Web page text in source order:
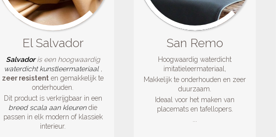
El Salvador
Salvadoris een hoogwaardig
waterdicht kunstleermateriaal,
zeer resistent en gemakkelijk te
onderhouden.
Dit product is verkrijgbaar in een
breed scala aan kleurendie
passen in elk modern of klassiek
interieur.
San Remo
Hoogwaardig waterdicht
imitatieleermateriaal,
Makkelijk te onderhouden en zeer
duurzaam.
Ideaal voor het maken van
placemats en tafellopers.
...